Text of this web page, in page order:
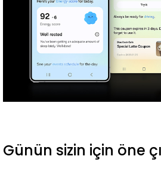
Günün sizin için öne